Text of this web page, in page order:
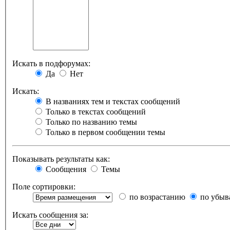
Искать в подфорумах:
Да
Нет
Искать:
В названиях тем и текстах сообщений
Только в текстах сообщений
Только по названию темы
Только в первом сообщении темы
Показывать результаты как:
Сообщения
Темы
Поле сортировки:
по возрастанию
по
Искать сообщения за: